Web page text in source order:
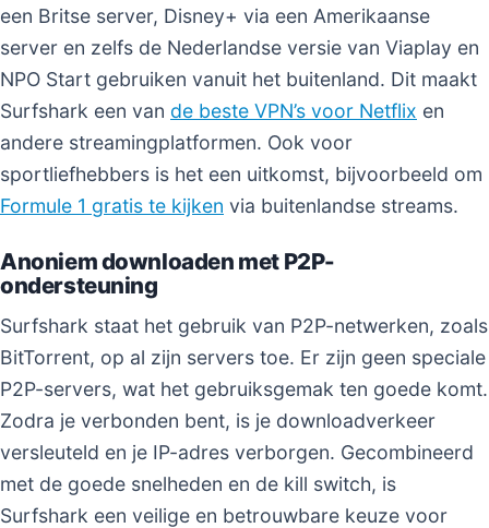
een Britse server, Disney+ via een Amerikaanse
server en zelfs de Nederlandse versie van Viaplay en
NPO Start gebruiken vanuit het buitenland. Dit maakt
Surfshark een van de beste VPN’s voor Netflix en
andere streamingplatformen. Ook voor
sportliefhebbers is het een uitkomst, bijvoorbeeld om
Formule 1 gratis te kijken via buitenlandse streams.
Anoniem downloaden met P2P-
ondersteuning
Surfshark staat het gebruik van P2P-netwerken, zoals
BitTorrent, op al zijn servers toe. Er zijn geen speciale
P2P-servers, wat het gebruiksgemak ten goede komt.
Zodra je verbonden bent, is je downloadverkeer
versleuteld en je IP-adres verborgen. Gecombineerd
met de goede snelheden en de kill switch, is
Surfshark een veilige en betrouwbare keuze voor